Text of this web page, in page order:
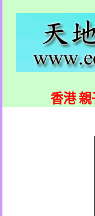
香港 親